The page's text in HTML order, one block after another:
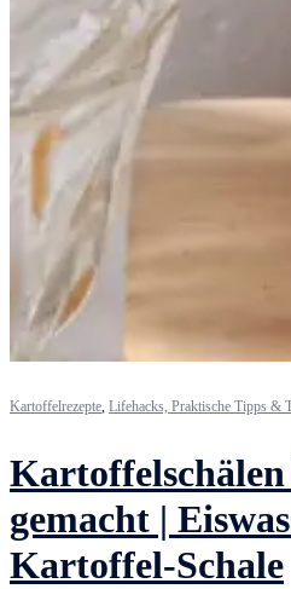
Kartoffelrezepte, Lifehacks, Praktische Tipps &
gemacht |
Kartoffel-Schale